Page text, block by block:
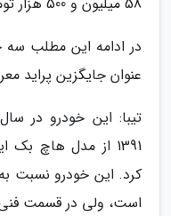
در ادامه این مطلب سه
عنوان جایگزین پراید
کرد. این خودرو نسبت
است، ولی در قسمت فنی